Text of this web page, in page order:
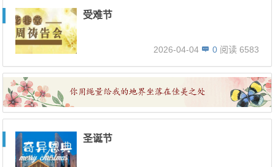
受难节
2026-04-04 0 阅读 6583
圣诞节